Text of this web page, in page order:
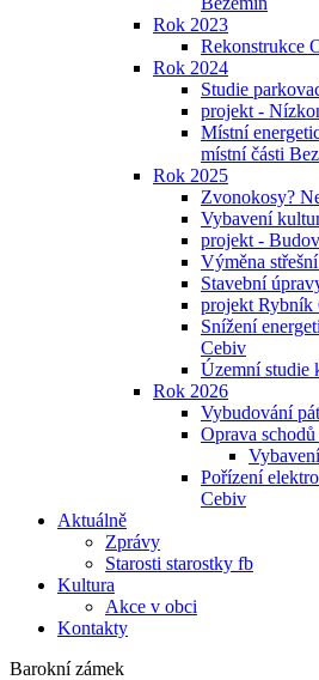
Rok 2023
Rekonstrukce
Rok 2024
Studie
projekt -
Místní
místní části
Rok 2025
Zvonokosy?
Vybavení
projekt -
Výměna
Stavební
projekt Rybník
Snížení
Cebiv
Územní studie
Rok 2026
Vybudování
Oprava
Pořízení
Cebiv
Aktuálně
Zprávy
Starosti starostky fb
Kultura
Akce v obci
Kontakty
Barokní zámek